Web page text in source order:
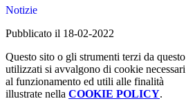
Notizie
Pubblicato il 18-02-2022
Questo sito o gli strumenti terzi da questo
utilizzati si avvalgono di cookie necessari
al funzionamento ed utili alle finalità
illustrate nella COOKIE POLICY.